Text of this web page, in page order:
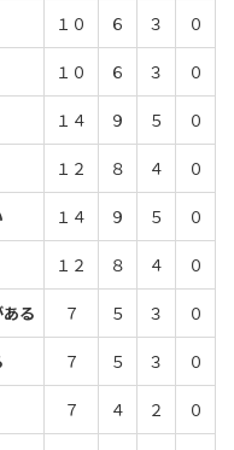
１０ ６ ３ ０
１０ ６ ３ ０
１４ ９ ５ ０
１２ ８ ４ ０
１４ ９ ５ ０
１２ ８ ４ ０
る ７ ５ ３ ０
７ ５ ３ ０
７ ４ ２ ０